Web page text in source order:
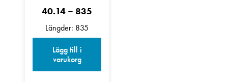
40.14 – 835
Längder: 835
Lägg till i
varukorg